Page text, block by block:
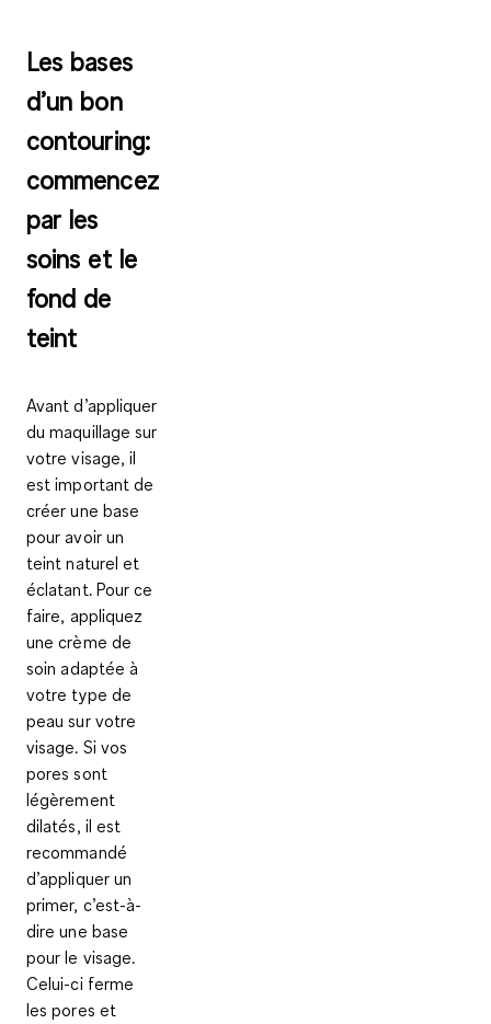
Les bases
d’un bon
contouring:
commencez
par les
soins et le
fond de
teint
Avant d’appliquer
du maquillage sur
votre visage, il
est important de
créer une base
pour avoir un
teint naturel et
éclatant. Pour ce
faire, appliquez
unecrème de
soin adaptéeà
votre type de
peau sur votre
visage. Si vos
pores sont
légèrement
dilatés, il est
recommandé
d’appliquer un
primer, c’est-à-
dire une base
pour le visage.
Celui-ci ferme
les pores et